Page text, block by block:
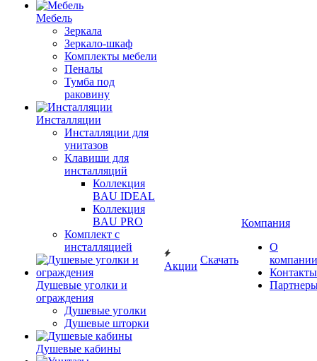
Мебель
Зеркала
Зеркало-шкаф
Комплекты мебели
Пеналы
Тумба под
раковину
Инсталляции
Инсталляции для
унитазов
Клавиши для
инсталляций
Коллекция
BAU IDEAL
Коллекция
BAU PRO
Комплект с
инсталляцией
Душевые уголки и
ограждения
Душевые уголки
Душевые шторки
Душевые кабины
Акции
Скачать
Компания
О
компании
Контакты